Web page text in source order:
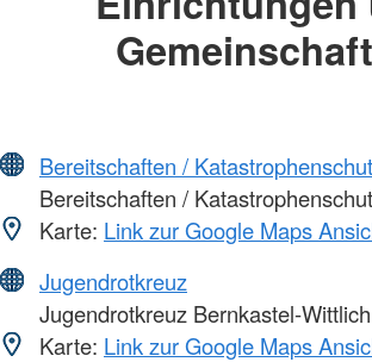
Bereitschaften /
Bereitschaften /
Karte: Link zur Google Maps
Jugendrotkreuz
Jugendrotkreuz Bernkastel-Wittlich
Karte: Link zur Google Maps